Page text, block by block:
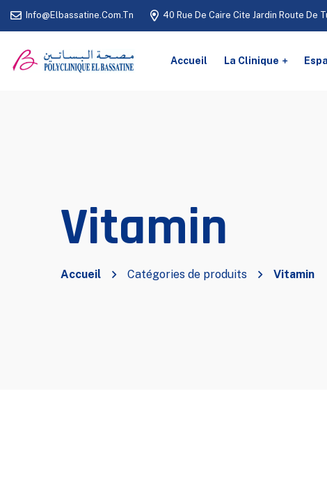
Info@elbassatine.com.tn 40 Rue De Caire Cite Jardin Route De
Accueil La Clinique
Vitamin
Accueil Catégories de produits Vitamin